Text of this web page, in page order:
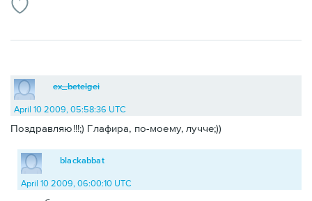
ex_betelgei
April 10 2009, 05:58:36 UTC
Поздравляю!!!;) Глафира, по-моему, лучче;))
blackabbat
April 10 2009, 06:00:10 UTC